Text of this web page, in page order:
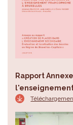
Rapport